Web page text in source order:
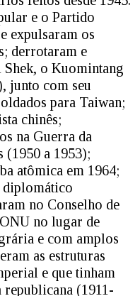
e o Partido
expulsaram os
derrotaram e
o Kuomintang
junto com seu
para Taiwan;
chinês;
na Guerra da
(1950 a 1953);
atômica em 1964;
diplomático
no Conselho de
no lugar de
e com amplos
as estruturas
e que tinham
republicana (1911-